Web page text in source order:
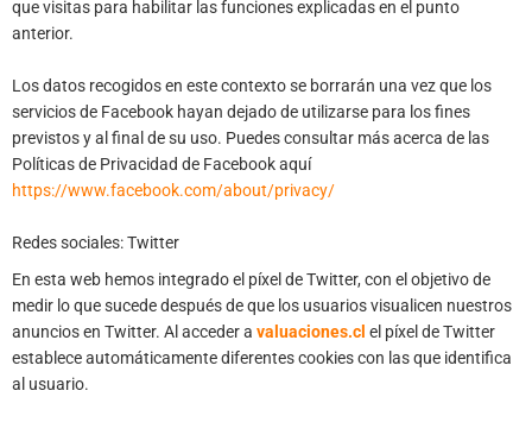
que visitas para habilitar las funciones explicadas en el punto
anterior.
Los datos recogidos en este contexto se borrarán una vez que los
servicios de Facebook hayan dejado de utilizarse para los fines
previstos y al final de su uso. Puedes consultar más acerca de las
Políticas de Privacidad de Facebook aquí
https://www.facebook.com/about/privacy/
Redes sociales: Twitter
En esta web hemos integrado el píxel de Twitter, con el objetivo de
medir lo que sucede después de que los usuarios visualicen nuestros
anuncios en Twitter. Al acceder a valuaciones.cl el píxel de Twitter
establece automáticamente diferentes cookies con las que identifica
al usuario.